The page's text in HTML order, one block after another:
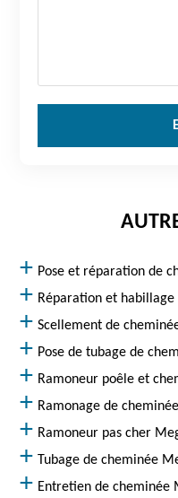
Pose et réparation de
Réparation et
Scellement de
Pose de tubage de
Ramoneur poêle et
Ramonage de
Ramoneur pas cher
Tubage de cheminée
Entretien de cheminée